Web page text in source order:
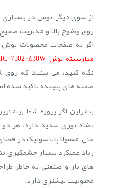
از سوی دیگر، بوش در
روی وضوح بالا و مدیریت
اگر به صفحات محصولات بوش
مداربسته بوش MIC-7502-Z30W
صحنه های پیچیده تاکید شده
بنابراین اگر پروژه شما
تضاد نوری شدید دارد، هر
حال، معمولا پاناسونیک در
زیاد عملکرد بسیار
های باز و صنعتی به خاطر
محبوبیت بیشتری دارد.